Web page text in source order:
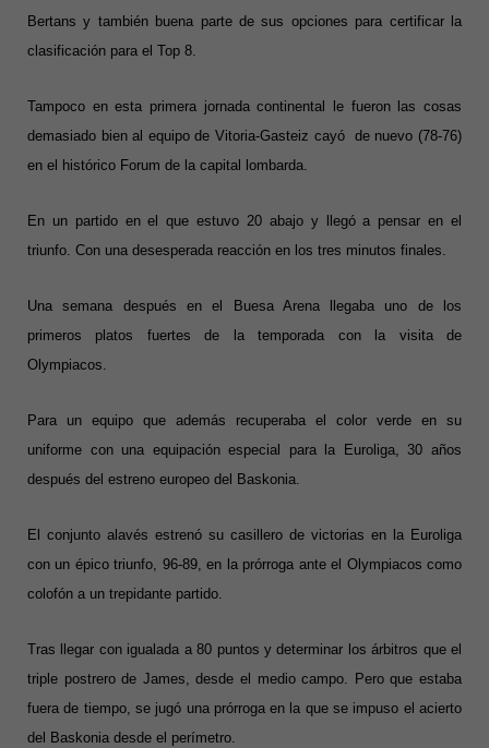
Bertans y también buena parte de sus opciones para certificar la
clasificación para el Top 8.
Tampoco en esta primera jornada continental le fueron las cosas
demasiado bien al equipo de Vitoria-Gasteiz cayó de nuevo (78-76)
en el histórico Forum de la capital lombarda.
En un partido en el que estuvo 20 abajo y llegó a pensar en el
triunfo. Con una desesperada reacción en los tres minutos finales.
Una semana después en el Buesa Arena llegaba uno de los
primeros platos fuertes de la temporada con la visita de
Olympiacos.
Para un equipo que además recuperaba el color verde en su
uniforme con una equipación especial para la Euroliga, 30 años
después del estreno europeo del Baskonia.
El conjunto alavés estrenó su casillero de victorias en la Euroliga
con un épico triunfo, 96-89, en la prórroga ante el Olympiacos como
colofón a un trepidante partido.
Tras llegar con igualada a 80 puntos y determinar los árbitros que el
triple postrero de James, desde el medio campo. Pero que estaba
fuera de tiempo, se jugó una prórroga en la que se impuso el acierto
del Baskonia desde el perímetro.